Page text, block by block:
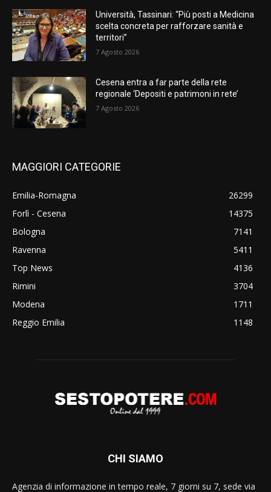
Università, Tassinari: “Più posti a Medicina
scelta concreta per rafforzare sanità e
territori”
7 Agosto 2026
Cesena entra a far parte della rete
regionale ‘Depositi e patrimoni in rete’
7 Agosto 2026
MAGGIORI CATEGORIE
Emilia-Romagna
26299
Forlì - Cesena
14375
Bologna
7141
Ravenna
5411
Top News
4136
Rimini
3704
Modena
1711
Reggio Emilia
1148
CHI SIAMO
Agenzia di informazione in tempo reale, 7 giorni su 7, sede via